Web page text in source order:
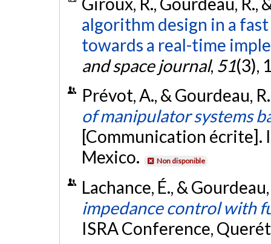
algorithm design in a
towards a real-time
and space journal, 51(3),
Prévot, A., & Gourdeau,
of manipulator systems
[Communication écrite].
Mexico.
Non disponible
Lachance, É., &
impedance control with
ISRA Conference,